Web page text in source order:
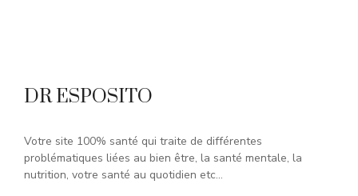
DR ESPOSITO
Votre site 100% santé qui traite de différentes
problématiques liées au bien être, la santé mentale, la
nutrition, votre santé au quotidien etc...